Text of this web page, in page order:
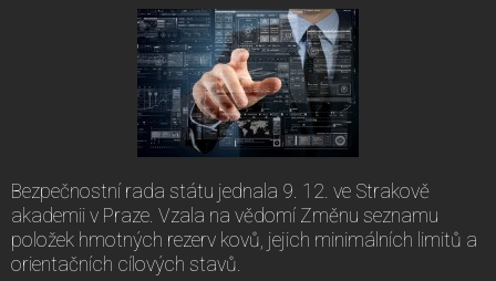
Bezpečnostní rada státu jednala 9. 12. ve Strakově
akademii v Praze. Vzala na vědomí Změnu seznamu
položek hmotných rezerv kovů, jejich minimálních limitů a
orientačních cílových stavů.